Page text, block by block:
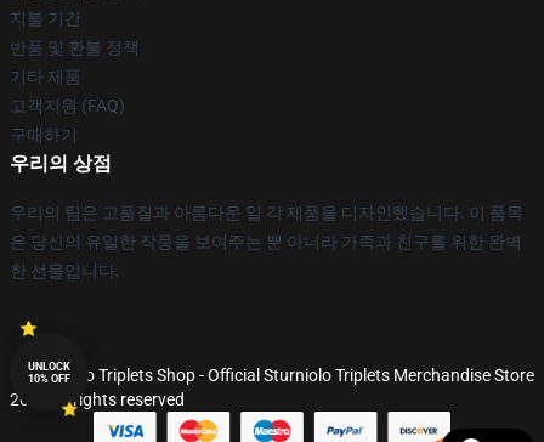
지불 기간
반품 및 환불 정책
기타 제품
고객지원 (FAQ)
구매하기
우리의 상점
우리의 팀은 고품질과 아름다운 일 각 제품을 디자인했습니다. 이 품목
은 당신의 유일한 작풍을 보여주는 뿐 아니라 가족과 친구를 위한 완벽
한 선물입니다.
© Sturniolo Triplets Shop - Official Sturniolo Triplets Merchandise Store
2026 all rights reserved
UNLOCK
10% OFF